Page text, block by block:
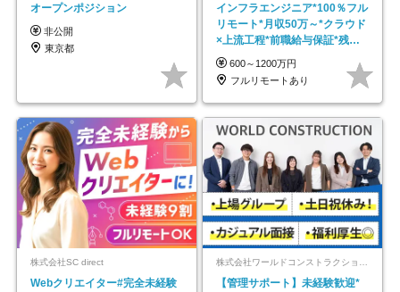
オープンポジション
非公開
東京都
インフラエンジニア*100％フル
リモート*月収50万～*クラウド
×上流工程*前職給与保証*残業
月9.8h
600～1200万円
フルリモートあり
株式会社SC direct
Webクリエイター#完全未経験
【管理サポート】未経験歓迎*